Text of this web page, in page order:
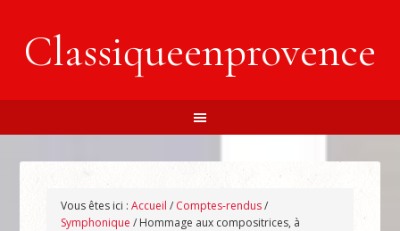
Classiqueenprovence
Vous êtes ici :Accueil / Comptes-rendus/
Symphonique / Hommage aux compositrices, à